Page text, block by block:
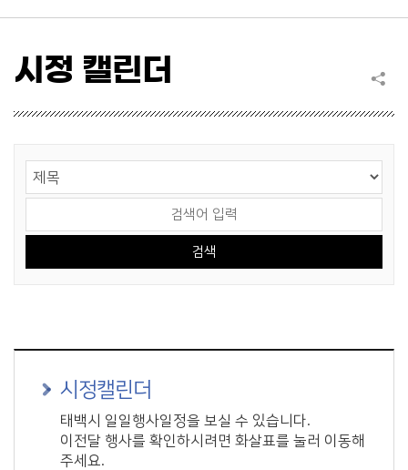
시정 캘린더
시정캘린더
태백시 일일행사일정을 보실 수 있습니다.
이전달 행사를 확인하시려면 화살표를 눌러 이동해
주세요.